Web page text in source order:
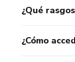
¿Qué
¿Cómo